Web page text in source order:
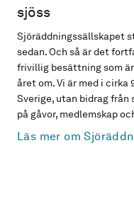
sjöss
Sjöräddningssällskapet
sedan. Och så är det
frivillig besättning som
året om. Vi är med i
Sverige, utan bidrag från
på gåvor, medlemskap
Läs mer om